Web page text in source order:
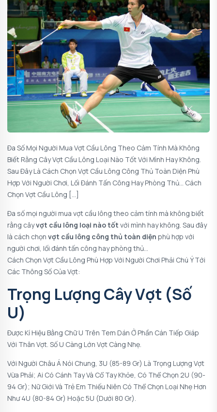
Đa Số Mọi Người Mua Vợt Cầu Lông Theo Cảm Tính Mà Không
Biết Rằng Cây Vợt Cầu Lông Loại Nào Tốt Với Mình Hay Không.
Sau Đây Là Cách Chọn Vợt Cầu Lông Công Thủ Toàn Diện Phù
Hợp Với Người Chơi, Lối Đánh Tấn Công Hay Phòng Thủ… Cách
Chọn Vợt Cầu Lông […]
Đa số mọi người mua vợt cầu lông theo cảm tính mà không biết
rằng câyvợt cầu lông loại nào tốt với mình hay không. Sau đây
là cách chọn vợt cầu lông công thủ toàn diện phù hợp với
người chơi, lối đánh tấn công hay phòng thủ…
Cách Chọn Vợt Cầu Lông Phù Hợp Với Người Chơi Phải Chú Ý Tới
Các Thông Số Của Vợt:
Trọng Lượng Cây Vợt (số
U)
Được Kí Hiệu Bằng Chữ U Trên Tem Dán Ở Phần Cán Tiếp Giáp
Với Thân Vợt. Số U Càng Lớn Vợt Càng Nhẹ.
Với Người Châu Á Nói Chung, 3U (85-89 Gr) Là Trọng Lượng Vợt
Vừa Phải; Ai Có Cánh Tay Và Cổ Tay Khỏe, Có Thể Chọn 2U (90-
94 Gr); Nữ Giới Và Trẻ Em Thiếu Niên Có Thể Chọn Loại Nhẹ Hơn
Như 4U (80-84 Gr) Hoặc 5U (dưới 80 Gr).